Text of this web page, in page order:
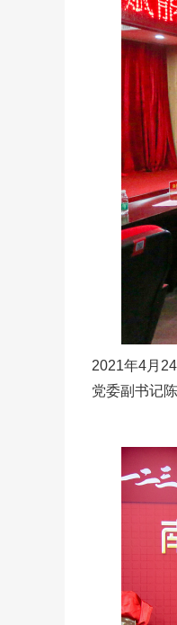
2021年4月
党委副书记